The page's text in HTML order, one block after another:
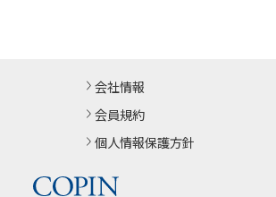
会社情報
会員規約
個人情報保護方針